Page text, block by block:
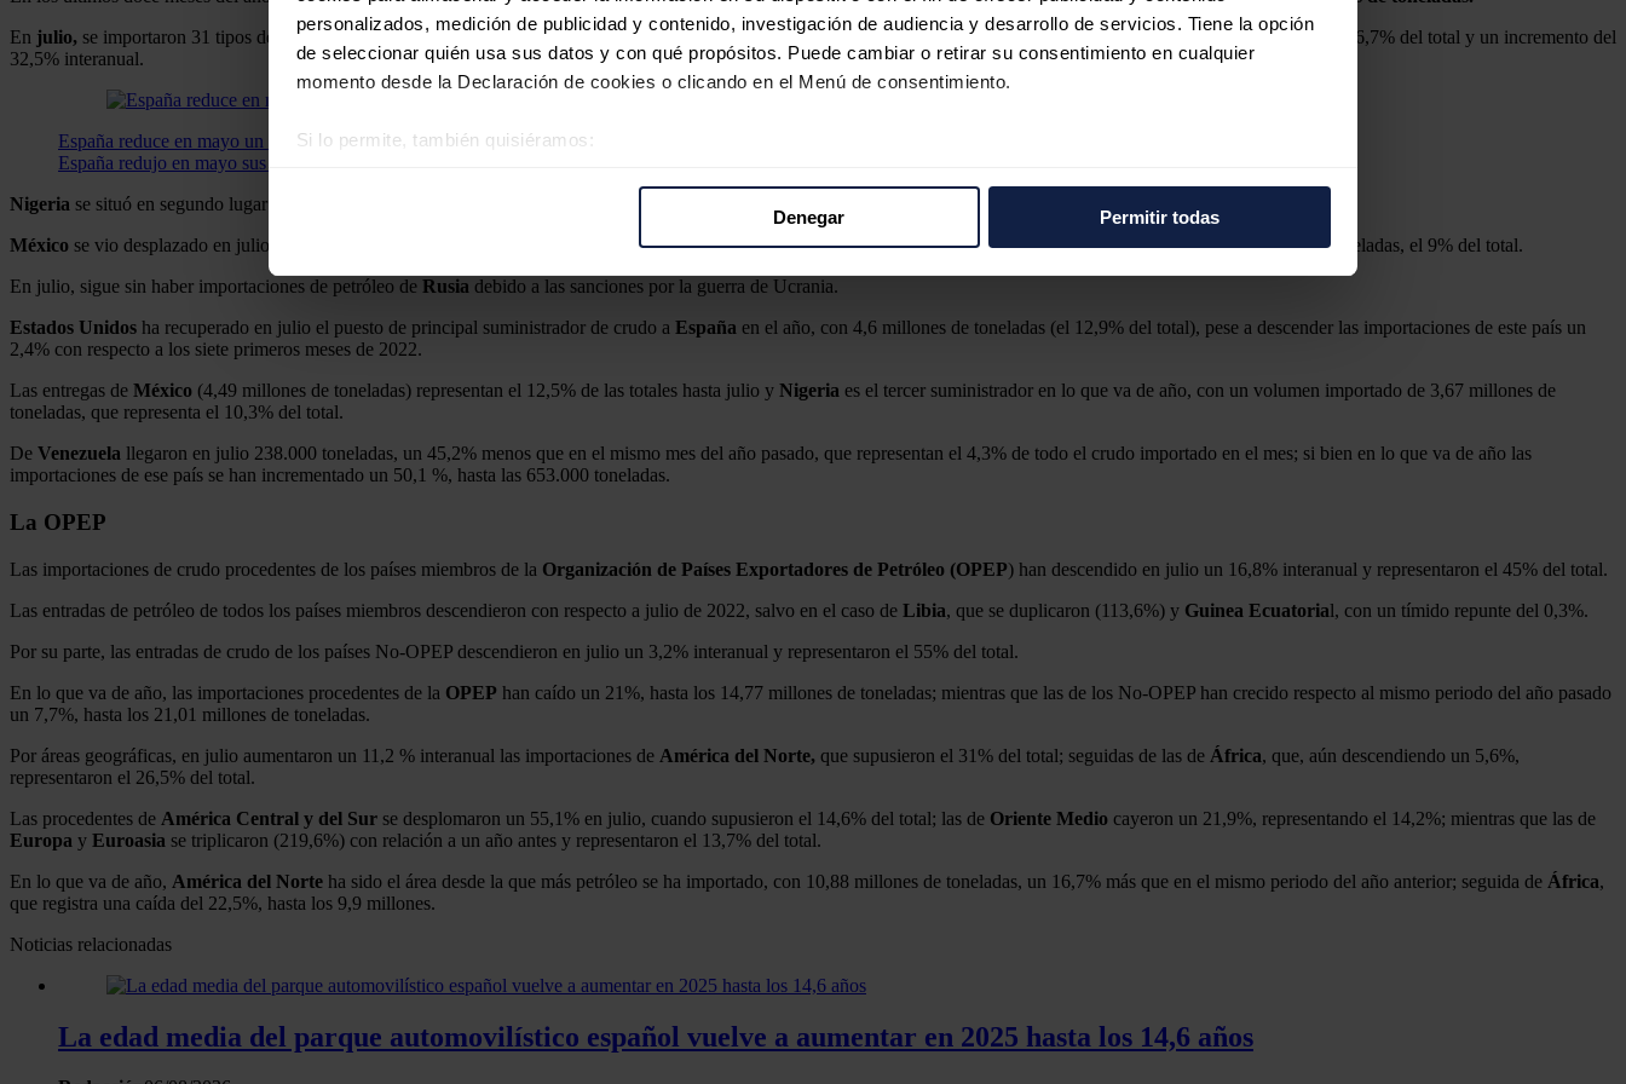
personalizados, medición de publicidad y contenido, investigación de audiencia y desarrollo de servicios. Tiene la opción
de seleccionar quién usa sus datos y con qué propósitos. Puede cambiar o retirar su consentimiento en cualquier
momento desde la Declaración de cookies o clicando en el Menú de consentimiento.
Si lo permite, también quisiéramos:
Las cookies de este sitio web se usan para personalizar el contenido y los anuncios, ofrecer funciones de redes sociales
y analizar el tráfico. Además, compartimos información sobre el uso que haga del sitio web con nuestros partners de
redes sociales, publicidad y análisis web, quienes pueden combinarla con otra información que les haya proporcionado o
que hayan recopilado a partir del uso que haya hecho de sus servicios.
Denegar Permitir todas
En julio, se importaron 31 tipos de crudo originarios de doce países y Estados Unidosfue el principal suministrador de petróleo a España en el mes, con 926.000 toneladas, el 16,7% del total y un incremento del
32,5% interanual.
España reduce en mayo un 20% sus importaciones de petróleo, protagonizadas por Nigeria
España redujo en mayo sus importaciones de petróleo un 20% respecto a un mes antes, la mayor bajada de largo en lo que va de año.
Nigeria se situó en segundo lugar en julio, con 528.000 toneladas (el 9,5% del total), pese a que sus entregas descendieron un 6,7% con relación a las de julio de 2022.
México se vio desplazado en julio al tercer puesto como suministrador, pues, pese a aumentar un 10,7% interanual las importaciones de ese país, sólo alcanzaron las 496.000 toneladas, el 9% del total.
En julio, sigue sin haber importaciones de petróleo de Rusia debido a las sanciones por la guerra de Ucrania.
Estados Unidos ha recuperado en julio el puesto de principal suministrador de crudo a España en el año, con 4,6 millones de toneladas (el 12,9% del total), pese a descender las importaciones de este país un
2,4% con respecto a los siete primeros meses de 2022.
Las entregas de México (4,49 millones de toneladas) representan el 12,5% de las totales hasta julio y Nigeria es el tercer suministrador en lo que va de año, con un volumen importado de 3,67 millones de
toneladas, que representa el 10,3% del total.
De Venezuela llegaron en julio 238.000 toneladas, un 45,2% menos que en el mismo mes del año pasado, que representan el 4,3% de todo el crudo importado en el mes; si bien en lo que va de año las
importaciones de ese país se han incrementado un 50,1 %, hasta las 653.000 toneladas.
La OPEP
Las importaciones de crudo procedentes de los países miembros de la Organización de Países Exportadores de Petróleo (OPEP) han descendido en julio un 16,8% interanual y representaron el 45% del total.
Las entradas de petróleo de todos los países miembros descendieron con respecto a julio de 2022, salvo en el caso de Libia, que se duplicaron (113,6%) y Guinea Ecuatorial, con un tímido repunte del 0,3%.
Por su parte, las entradas de crudo de los países No-OPEP descendieron en julio un 3,2% interanual y representaron el 55% del total.
En lo que va de año, las importaciones procedentes de la OPEP han caído un 21%, hasta los 14,77 millones de toneladas; mientras que las de los No-OPEP han crecido respecto al mismo periodo del año pasado
un 7,7%, hasta los 21,01 millones de toneladas.
Por áreas geográficas, en julio aumentaron un 11,2 % interanual las importaciones de América del Norte, que supusieron el 31% del total; seguidas de las de África, que, aún descendiendo un 5,6%,
representaron el 26,5% del total.
Las procedentes de América Central y del Sur se desplomaron un 55,1% en julio, cuando supusieron el 14,6% del total; las de Oriente Medio cayeron un 21,9%, representando el 14,2%; mientras que las de
Europa y Euroasia se triplicaron (219,6%) con relación a un año antes y representaron el 13,7% del total.
En lo que va de año, América del Norte ha sido el área desde la que más petróleo se ha importado, con 10,88 millones de toneladas, un 16,7% más que en el mismo periodo del año anterior; seguida de África,
que registra una caída del 22,5%, hasta los 9,9 millones.
Noticias relacionadas
La edad media del parque automovilístico español vuelve a aumentar en 2025 hasta los 14,6 años